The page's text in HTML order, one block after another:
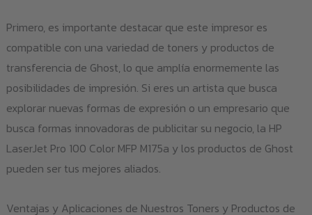
Primero, es importante destacar que este impresor es
compatible con una variedad de toners y productos de
transferencia de Ghost, lo que amplía enormemente las
posibilidades de impresión. Si eres un artista que busca
explorar nuevas formas de expresión o un empresario que
busca formas innovadoras de publicitar su negocio, la HP
LaserJet Pro 100 Color MFP M175a y los productos de Ghost
pueden ser tus mejores aliados.
Ventajas y Aplicaciones de Nuestros Toners y Productos de